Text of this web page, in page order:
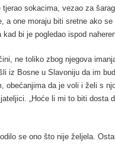
sokacima, vezao za
a one moraju biti sretne ako se
bi je pogledao ispod
ne toliko zbog njegova
iz Bosne u Slavoniju da im
obećanjima da je voli i želi s
„Hoće li mi to biti dosta
se ono što nije željela.